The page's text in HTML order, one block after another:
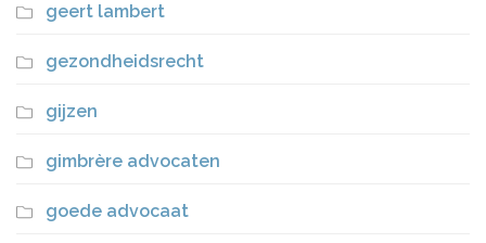
geert lambert
gezondheidsrecht
gijzen
gimbrère advocaten
goede advocaat